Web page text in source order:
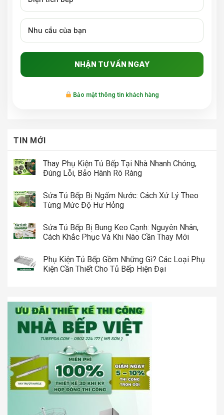
Bảo mật thông tin khách hàng
TIN MỚI
Thay Phụ Kiện Tủ Bếp Tại Nhà Nhanh Chóng,
Đúng Lỗi, Bảo Hành Rõ Ràng
Sửa Tủ Bếp Bị Ngấm Nước: Cách Xử Lý Theo
Từng Mức Độ Hư Hỏng
Sửa Tủ Bếp Bị Bung Keo Cạnh: Nguyên Nhân,
Cách Khắc Phục Và Khi Nào Cần Thay Mới
Phụ Kiện Tủ Bếp Gồm Những Gì? Các Loại Phụ
Kiện Cần Thiết Cho Tủ Bếp Hiện Đại